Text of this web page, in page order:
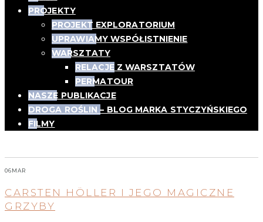
PROJEKTY
PROJEKT EXPLORATORIUM
UPRAWIAMY WSPÓŁISTNIENIE
WARSZTATY
RELACJE Z WARSZTATÓW
PERMATOUR
NASZE PUBLIKACJE
DROGA ROŚLIN – BLOG MARKA STYCZYŃSKIEGO
FILMY
06MAR
CARSTEN HÖLLER I JEGO MAGICZNE
GRZYBY